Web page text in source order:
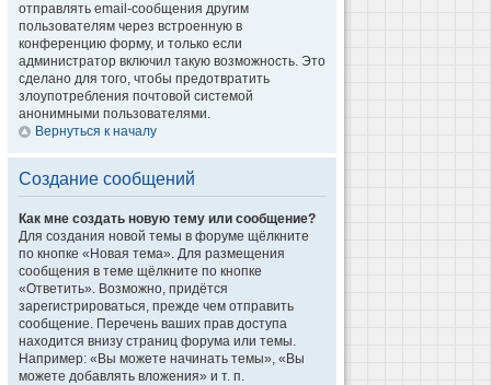
отправлять email-сообщения другим
пользователям через встроенную в
конференцию форму, и только если
администратор включил такую возможность. Это
сделано для того, чтобы предотвратить
злоупотребления почтовой системой
анонимными пользователями.
Вернуться к началу
Создание сообщений
Как мне создать новую тему или сообщение?
Для создания новой темы в форуме щёлкните
по кнопке «Новая тема». Для размещения
сообщения в теме щёлкните по кнопке
«Ответить». Возможно, придётся
зарегистрироваться, прежде чем отправить
сообщение. Перечень ваших прав доступа
находится внизу страниц форума или темы.
Например: «Вы можете начинать темы», «Вы
можете добавлять вложения» и т. п.